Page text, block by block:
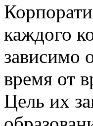
каждого
зависимо
время от
Цель их